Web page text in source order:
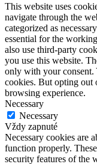
This website uses
navigate through the
categorized as
essential for the
also use third-party
you use this website.
only with your consent.
cookies. But opting out
browsing experience.
Necessary
Necessary
Vždy zapnuté
Necessary cookies are
function properly.
security features of the